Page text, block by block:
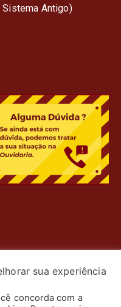
Sistema Antigo)
sua experiência
concorda com a